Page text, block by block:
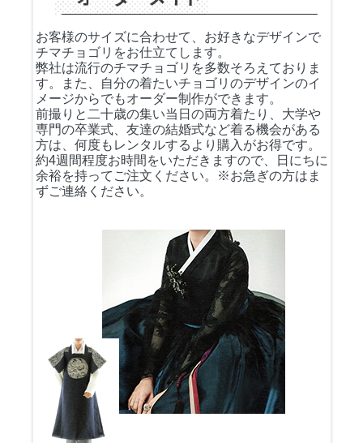
お客様のサイズに合わせて、お好きなデザインで
チマチョゴリをお仕立てします。
弊社は流行のチマチョゴリを多数そろえておりま
す。また、自分の着たいチョゴリのデザインのイ
メージからでもオーダー制作ができます。
前撮りと二十歳の集い当日の両方着たり、大学や
専門の卒業式、友達の結婚式など着る機会がある
方は、何度もレンタルするより購入がお得です。
約4週間程度お時間をいただきますので、日にちに
余裕を持ってご注文ください。※お急ぎの方はま
ずご連絡ください。